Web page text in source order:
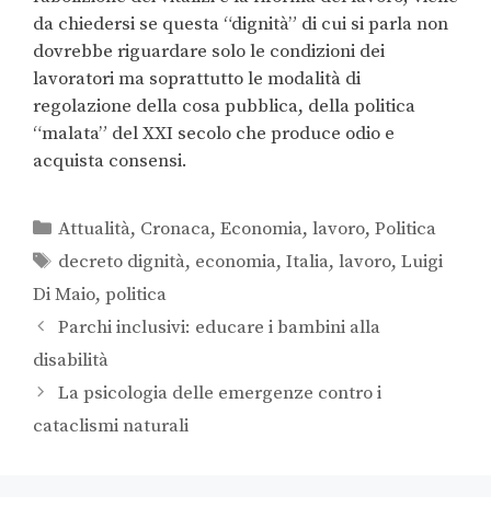
da chiedersi se questa “dignità” di cui si parla non
dovrebbe riguardare solo le condizioni dei
lavoratori ma soprattutto le modalità di
regolazione della cosa pubblica, della politica
“malata” del XXI secolo che produce odio e
acquista consensi.
Attualità, Cronaca,Economia,lavoro,Politica
decreto dignità, economia,Italia,lavoro,Luigi
Di Maio, politica
Parchi inclusivi: educare i bambini alla
disabilità
La psicologia delle emergenze contro i
cataclismi naturali